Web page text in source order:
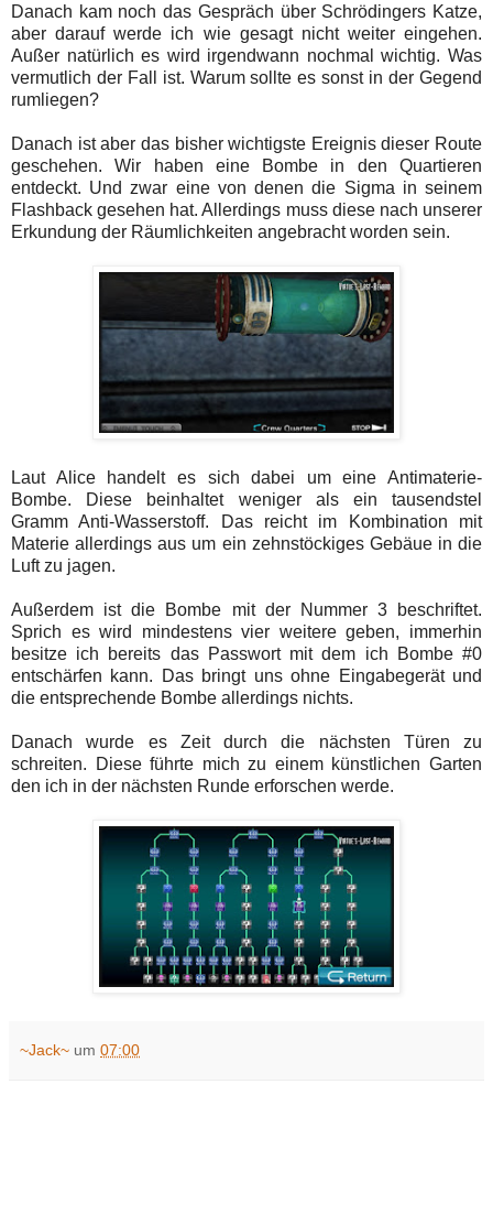
Danach kam noch das Gespräch über Schrödingers Katze,
aber darauf werde ich wie gesagt nicht weiter eingehen.
Außer natürlich es wird irgendwann nochmal wichtig. Was
vermutlich der Fall ist. Warum sollte es sonst in der Gegend
rumliegen?
Danach ist aber das bisher wichtigste Ereignis dieser Route
geschehen. Wir haben eine Bombe in den Quartieren
entdeckt. Und zwar eine von denen die Sigma in seinem
Flashback gesehen hat. Allerdings muss diese nach unserer
Erkundung der Räumlichkeiten angebracht worden sein.
Laut Alice handelt es sich dabei um eine Antimaterie-
Bombe. Diese beinhaltet weniger als ein tausendstel
Gramm Anti-Wasserstoff. Das reicht im Kombination mit
Materie allerdings aus um ein zehnstöckiges Gebäue in die
Luft zu jagen.
Außerdem ist die Bombe mit der Nummer 3 beschriftet.
Sprich es wird mindestens vier weitere geben, immerhin
besitze ich bereits das Passwort mit dem ich Bombe #0
entschärfen kann. Das bringt uns ohne Eingabegerät und
die entsprechende Bombe allerdings nichts.
Danach wurde es Zeit durch die nächsten Türen zu
schreiten. Diese führte mich zu einem künstlichen Garten
den ich in der nächsten Runde erforschen werde.
~Jack~ um 07:00